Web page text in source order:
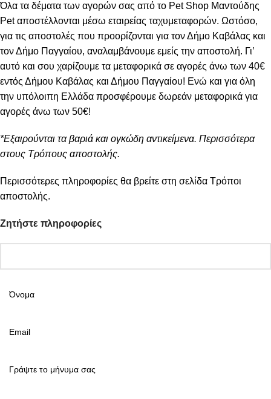
Όλα τα δέματα των αγορών σας από το Pet Shop Μαντούδης
Pet αποστέλλονται μέσω εταιρείας ταχυμεταφορών. Ωστόσο,
για τις αποστολές που προορίζονται για τον Δήμο Καβάλας και
τον Δήμο Παγγαίου, αναλαμβάνουμε εμείς την αποστολή. Γι’
αυτό και σου χαρίζουμε τα μεταφορικά σε αγορές άνω των 40€
εντός Δήμου Καβάλας και Δήμου Παγγαίου! Ενώ και για όλη
την υπόλοιπη Ελλάδα προσφέρουμε δωρεάν μεταφορικά για
αγορές άνω των 50€!
*Εξαιρούνται τα βαριά και ογκώδη αντικείμενα. Περισσότερα
στους Τρόπους αποστολής.
Περισσότερες πληροφορίες θα βρείτε στη σελίδα Τρόποι
αποστολής.
Ζητήστε πληροφορίες